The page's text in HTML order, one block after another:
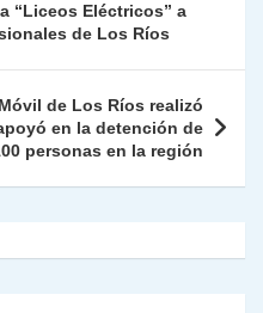
n
k
“Liceos Eléctricos” a
de Los Ríos
de Los Ríos realizó
en la detención de
personas en la región